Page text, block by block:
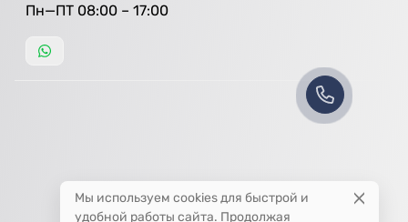
Пн—ПТ 08:00 – 17:00
Мы используем cookies для быстрой и
удобной работы сайта. Продолжая